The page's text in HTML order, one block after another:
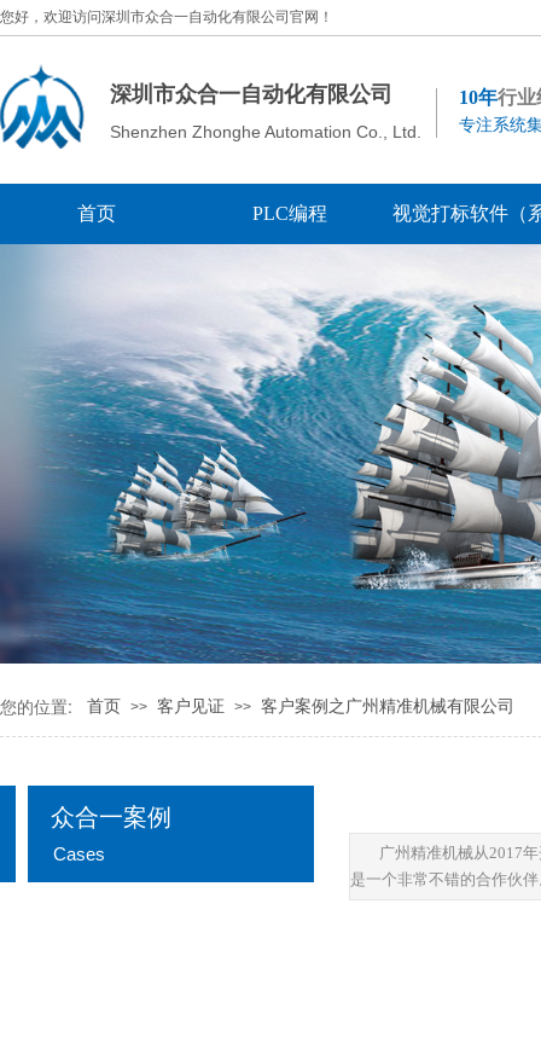
您好，欢迎访问深圳市众合一自动化有限公司官网！
Shenzhen Zhonghe Automation Co., Ltd.
深圳市众合一自动化有限公司 10年行业
专注系统
首页 PLC编程 视觉打标软件（
您的位置: 首页 >> 客户见证 >> 客户案例之广州精准机械有限公司
广州精准机械从2017
是一个非常不错的合作伙
众合一案例
Cases